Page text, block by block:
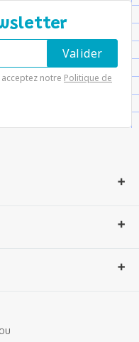
notre Politique de